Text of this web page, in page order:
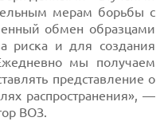
мерам борьбы с
обмен образцами
риска и для создания
мы получаем
представление о
распространения», —
ВОЗ.